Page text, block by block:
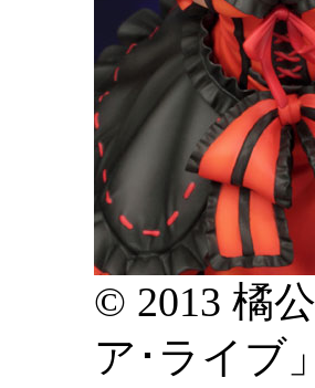
© 2013 橘
ア･ライブ